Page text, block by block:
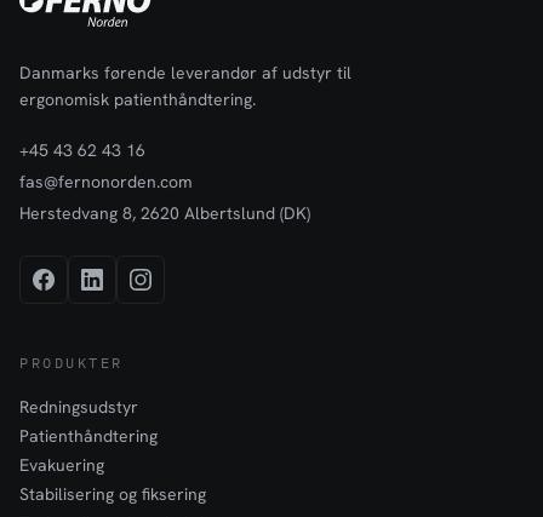
Danmarks førende leverandør af udstyr til
ergonomisk patienthåndtering.
+45 43 62 43 16
fas@fernonorden.com
Herstedvang 8, 2620 Albertslund (DK)
PRODUKTER
Redningsudstyr
Patienthåndtering
Evakuering
Stabilisering og fiksering